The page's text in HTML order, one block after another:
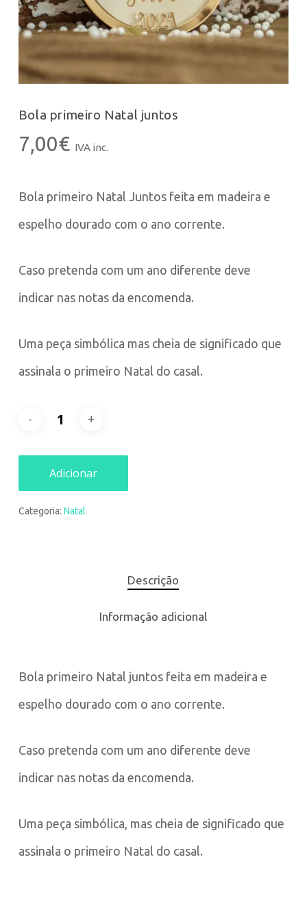
Bola primeiro Natal juntos
7,00€ IVA inc.
Bola primeiro Natal Juntos feita em madeira e
espelho dourado com o ano corrente.
Caso pretenda com um ano diferente deve
indicar nas notas da encomenda.
Uma peça simbólica mas cheia de significado que
assinala o primeiro Natal do casal.
Adicionar
Categoria: Natal
Descrição
Informação adicional
Bola primeiro Natal juntos feita em madeira e
espelho dourado com o ano corrente.
Caso pretenda com um ano diferente deve
indicar nas notas da encomenda.
Uma peça simbólica, mas cheia de significado que
assinala o primeiro Natal do casal.